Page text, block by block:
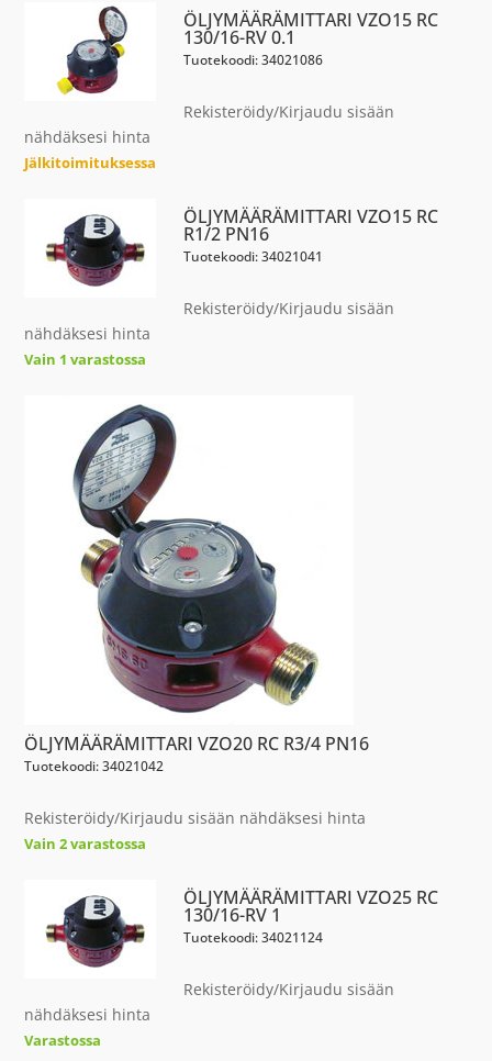
ÖLJYMÄÄRÄMITTARI VZO15 RC
130/16-RV 0.1
Tuotekoodi: 34021086
Rekisteröidy/Kirjaudu sisään
nähdäksesi hinta
Jälkitoimituksessa
ÖLJYMÄÄRÄMITTARI VZO15 RC
R1/2 PN16
Tuotekoodi: 34021041
Rekisteröidy/Kirjaudu sisään
nähdäksesi hinta
Vain 1 varastossa
ÖLJYMÄÄRÄMITTARI VZO20 RC R3/4 PN16
Tuotekoodi: 34021042
Rekisteröidy/Kirjaudu sisään nähdäksesi hinta
Vain 2 varastossa
ÖLJYMÄÄRÄMITTARI VZO25 RC
130/16-RV 1
Tuotekoodi: 34021124
Rekisteröidy/Kirjaudu sisään
nähdäksesi hinta
Varastossa